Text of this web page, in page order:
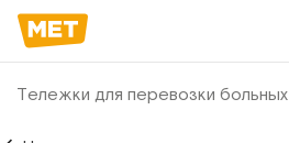
Тележки для перевозки больных